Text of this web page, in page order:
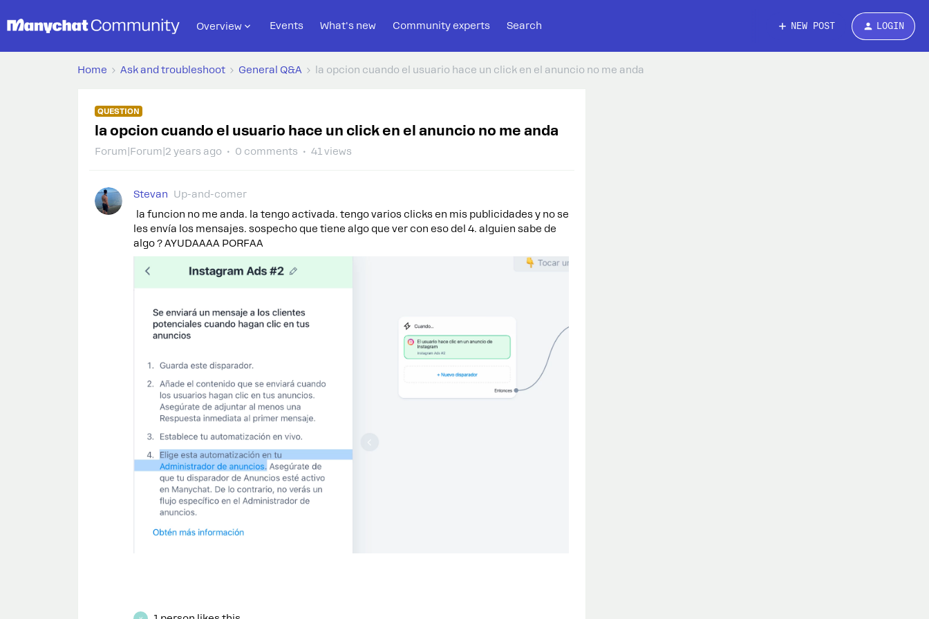
Overview Events What's new Community experts Search NEW POST LOGIN
Home Ask and troubleshoot General Q&A la opcion cuando el usuario hace un click en el anuncio no me anda
QUESTION
la opcion cuando el usuario hace un click en el anuncio no me anda
Forum|Forum|2 years ago 0 comments 41 views
Stevan
Up-and-comer
la funcion no me anda. la tengo activada. tengo varios clicks en mis publicidades y no se
les envía los mensajes. sospecho que tiene algo que ver con eso del 4. alguien sabe de
algo ? AYUDAAAA PORFAA